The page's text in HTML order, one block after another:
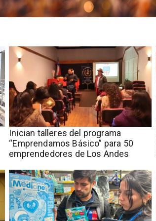
Inician talleres del programa
“Emprendamos Básico” para 50
emprendedores de Los Andes